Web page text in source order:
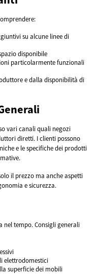
su alcune linee di
disponibile
particolarmente funzionali
e dalla disponibilità di
vari canali quali negozi
diretti. I clienti possono
e le specifiche dei prodotti
il prezzo ma anche aspetti
e sicurezza.
nel tempo. Consigli generali
elettrodomestici
superficie dei mobili